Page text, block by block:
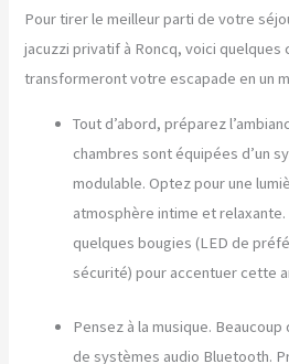
Pour tirer le meilleur parti de votre
jacuzzi privatif à Roncq, voici quelques
transformeront votre escapade en un
Tout d’abord, préparez
chambres sont équipées d’un
modulable. Optez pour une
atmosphère intime et
quelques bougies (LED de
sécurité) pour accentuer cette
Pensez à la musique.
de systèmes audio Bluetooth.